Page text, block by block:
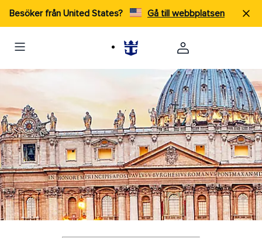
Besöker från United States? Gå till webbplatsen